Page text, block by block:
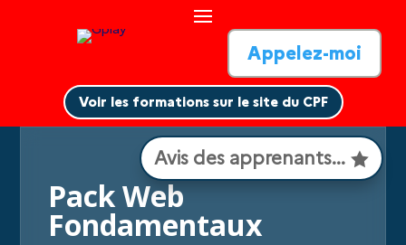
Avis des apprenants...
Appelez-moi
Voir les formations sur le site du CPF
La Base de la formation
Pack Web
Fondamentaux